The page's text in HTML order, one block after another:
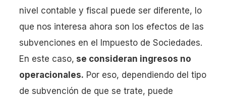
nivel contable y fiscal puede ser diferente, lo
que nos interesa ahora son los efectos de las
subvenciones en el Impuesto de Sociedades.
En este caso, se consideran ingresos no
operacionales. Por eso, dependiendo del tipo
de subvención de que se trate, puede